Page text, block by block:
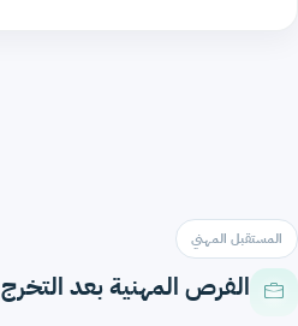
المستقبل المهني
الفرص المهنية بعد التخرج